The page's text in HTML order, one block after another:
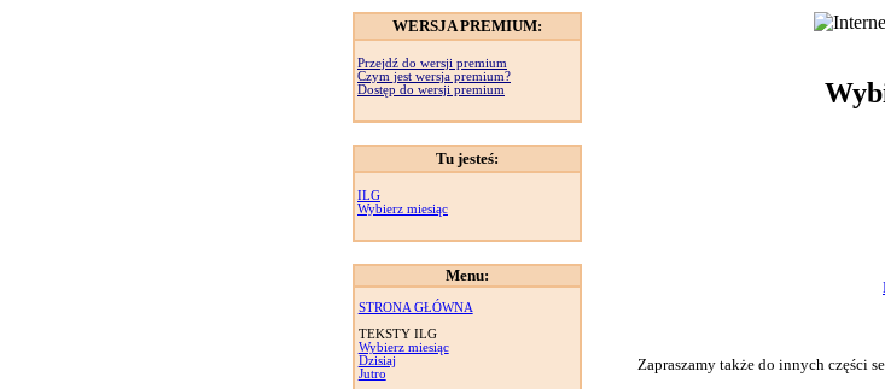
WERSJA PREMIUM:
Przejdź do wersji premium
Czym jest wersja premium?
Dostęp do wersji premium
Tu jesteś:
ILG
Wybierz miesiąc
Menu:
STRONA GŁÓWNA
TEKSTY ILG
Wybierz miesiąc
Dzisiaj
Jutro
Zapraszamy także do innych części